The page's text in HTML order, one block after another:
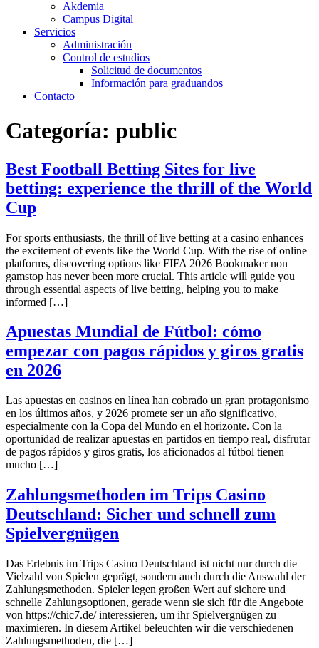
Akdemia
Campus Digital
Servicios
Administración
Control de estudios
Solicitud de documentos
Información para graduandos
Contacto
Categoría: public
Best Football Betting Sites for live
betting: experience the thrill of the World
Cup
For sports enthusiasts, the thrill of live betting at a casino enhances
the excitement of events like the World Cup. With the rise of online
platforms, discovering options like FIFA 2026 Bookmaker non
gamstop has never been more crucial. This article will guide you
through essential aspects of live betting, helping you to make
informed […]
Apuestas Mundial de Fútbol: cómo
empezar con pagos rápidos y giros gratis
en 2026
Las apuestas en casinos en línea han cobrado un gran protagonismo
en los últimos años, y 2026 promete ser un año significativo,
especialmente con la Copa del Mundo en el horizonte. Con la
oportunidad de realizar apuestas en partidos en tiempo real, disfrutar
de pagos rápidos y giros gratis, los aficionados al fútbol tienen
mucho […]
Zahlungsmethoden im Trips Casino
Deutschland: Sicher und schnell zum
Spielvergnügen
Das Erlebnis im Trips Casino Deutschland ist nicht nur durch die
Vielzahl von Spielen geprägt, sondern auch durch die Auswahl der
Zahlungsmethoden. Spieler legen großen Wert auf sichere und
schnelle Zahlungsoptionen, gerade wenn sie sich für die Angebote
von https://chic7.de/ interessieren, um ihr Spielvergnügen zu
maximieren. In diesem Artikel beleuchten wir die verschiedenen
Zahlungsmethoden, die […]